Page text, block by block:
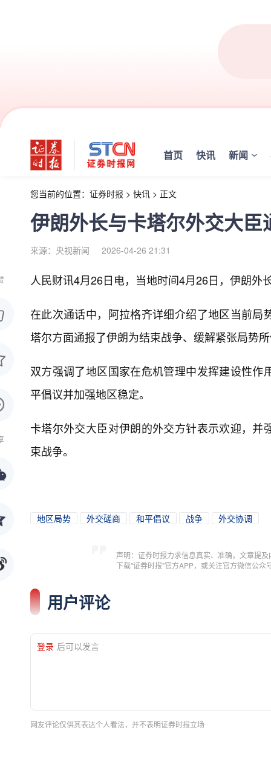
首页 快讯 新闻
您当前的位置： 证券时报 > 快讯 > 正文
伊朗外长与卡塔尔外交大
来源：央视新闻 2026-04-26 21:31
人民财讯4月26日电， 当地时间4月26日，伊朗外
在此次通话中，阿拉格齐详细介绍了地区当前
塔尔方面通报了伊朗为结束战争、缓解紧张局势
双方强调了地区国家在危机管理中发挥建设性
平倡议并加强地区稳定。
卡塔尔外交大臣对伊朗的外交方针表示欢迎，
束战争。
地区局势 外交磋商 和平倡议 战争 外交协调
声明：证券时报力求信息真实、准确，文章提
下载"证券时报"官方APP，或关注官方微信公
用户评论
登录 后可以发言
网友评论仅供其表达个人看法，并不表明证券时报立场